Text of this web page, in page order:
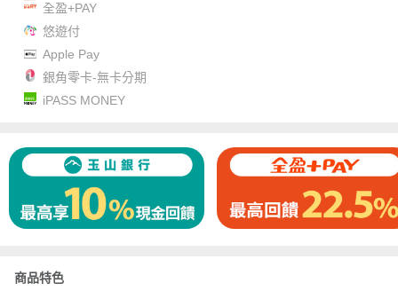
全盈+PAY
悠遊付
Apple Pay
銀角零卡-無卡分期
iPASS MONEY
商品特色